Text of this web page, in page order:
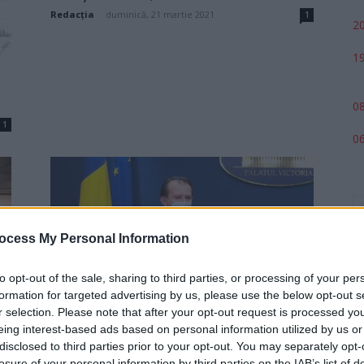
My Personal Information
opt-out of the sale, sharing to third parties, or processing of your
for targeted advertising by us, please use the below opt-out
selection. Please note that after your opt-out request is processed
interest-based ads based on personal information utilized by us
to third parties prior to your opt-out. You may separately
1
Redacţia duminică, 21 martie 2021 1
Cîțu: Sfârșitul pandemiei în
România ar putea fi în septembrie.
Vom...